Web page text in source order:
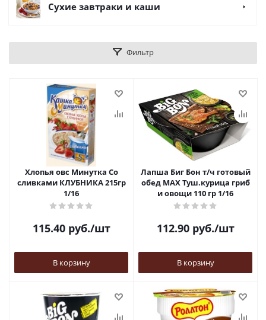
Сухие завтраки и каши
Фильтр
Хлопья овс Минутка Со
сливками КЛУБНИКА 215гр
1/16
115.40руб./шт
В корзину
Лапша Биг Бон т/ч готовый
обед MAX Туш.курица гриб
и овощи 110 гр 1/16
112.90руб./шт
В корзину